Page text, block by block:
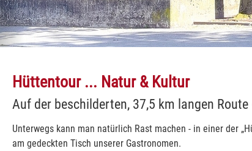
LandschaftOedingWandern
Radwandern mit Karte
SuedlohnPicknick
huettentour fahrrad bearbeitet
Wandern 2Radreisen
Hüttentour ... Natur & Kultur
Auf der beschilderten, 37,5 km langen
Unterwegs kann man natürlich Rast machen - in einer der
am gedeckten Tisch unserer Gastronomen.